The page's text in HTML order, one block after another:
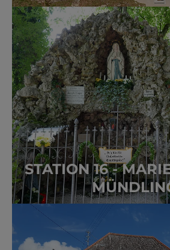
STATION 16 -